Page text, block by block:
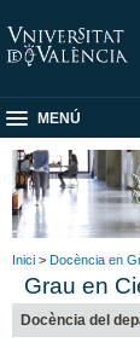
MENÚ
Inici > Docència en
Grau en
Docència del